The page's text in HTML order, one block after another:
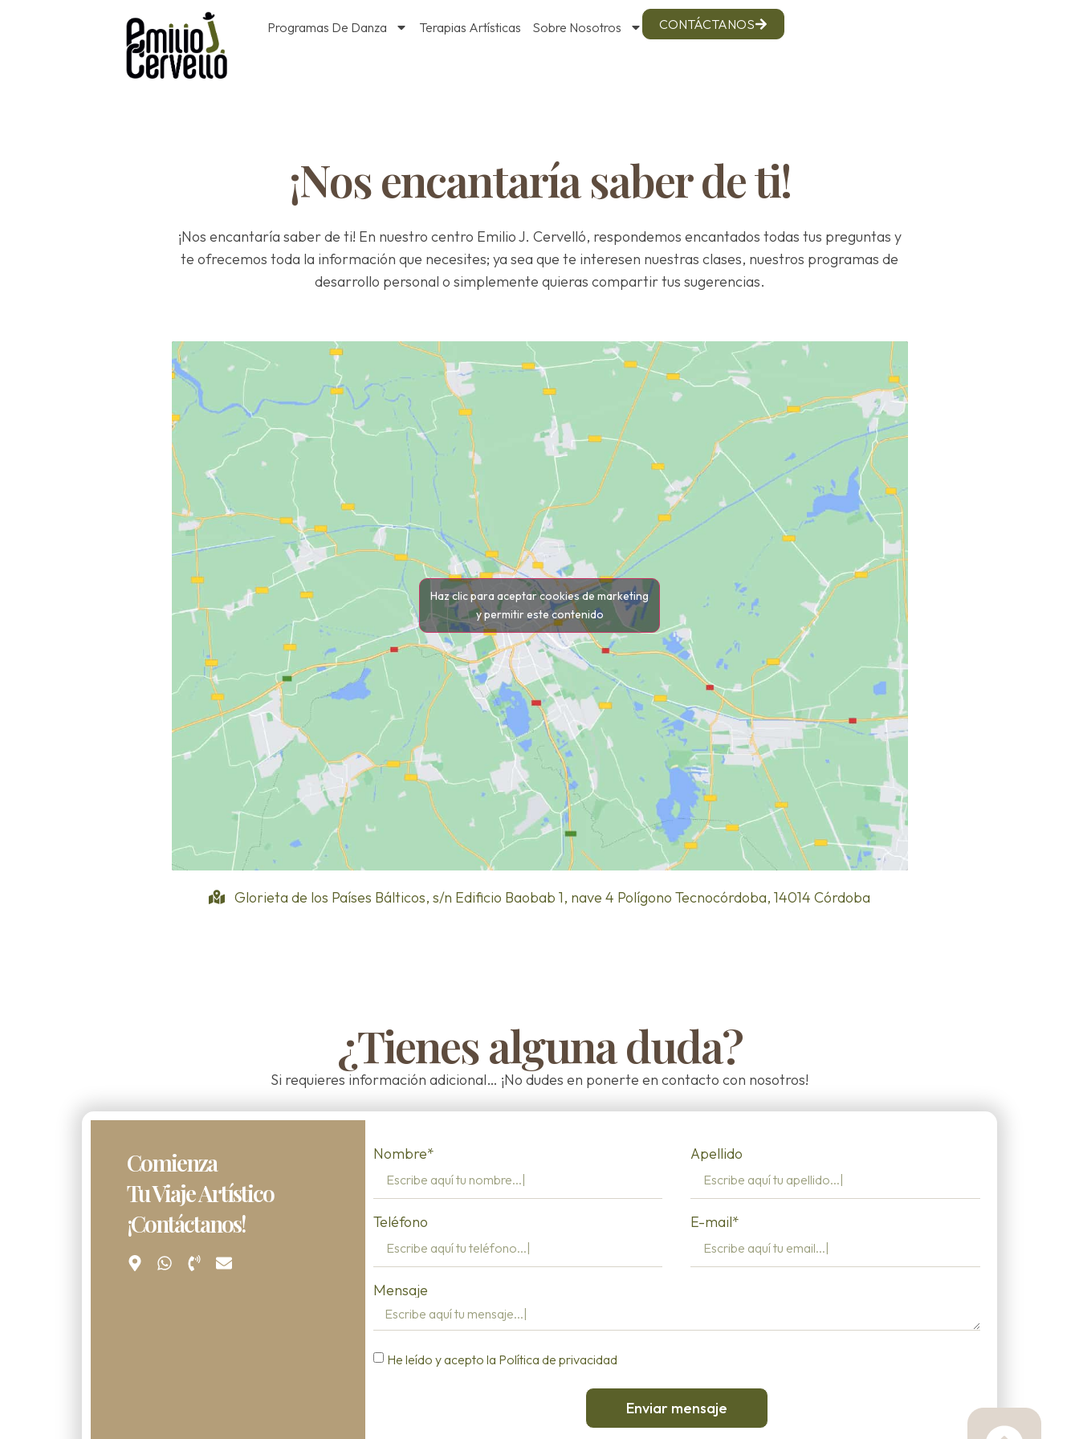
Programas De Danza Terapias Artísticas Sobre Nosotros CONTÁCTANOS
¡Nos encantaría saber de ti!
¡Nos encantaría saber de ti! En nuestro centro Emilio J. Cervelló, respondemos encantados todas tus preguntas y
te ofrecemos toda la información que necesites; ya sea que te interesen nuestras clases, nuestros programas de
desarrollo personal o simplemente quieras compartir tus sugerencias.
Haz clic para aceptar cookies de marketing
y permitir este contenido
Glorieta de los Países Bálticos, s/n Edificio Baobab 1, nave 4 Polígono Tecnocórdoba, 14014 Córdoba
¿Tienes alguna duda?
Si requieres información adicional… ¡No dudes en ponerte en contacto con nosotros!
Comienza
Tu Viaje Artístico
¡Contáctanos!
Nombre* Apellido
Teléfono E-mail*
Mensaje
He leído y acepto la Política de privacidad
Enviar mensaje